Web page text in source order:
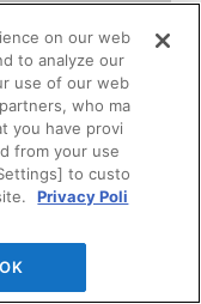
on our web
to analyze our
use of our web
who ma
you have provi
from your use
to custo
Privacy Poli
OK